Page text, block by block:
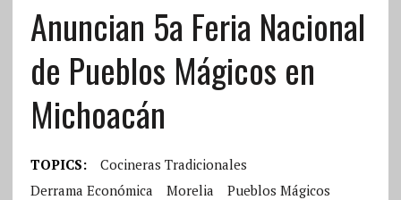
Anuncian 5a Feria Nacional
de Pueblos Mágicos en
Michoacán
TOPICS:
Cocineras Tradicionales
Derrama Económica
Morelia
Pueblos Mágicos